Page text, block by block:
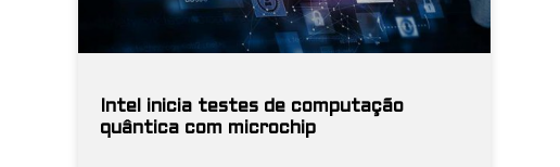
Intel inicia testes de computação
quântica com microchip